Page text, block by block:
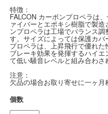
特徴：
FALCON カーボンプロペラは
ァイバーとエポキシ樹脂で製
ンプロペラは工場でバランス
す。サイズによっては保護カ
プロペラは、上昇飛行で優れ
ブレーキ効果を発揮するハイ
て低い騒音レベルと組み合わさ
注意：
欠品の場合お取り寄せに一ヶ月
個数